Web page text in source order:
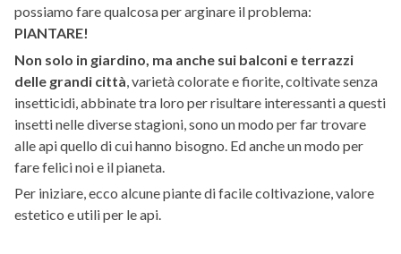
possiamo fare qualcosa per arginare il problema:
PIANTARE!
Non solo in giardino, ma anche sui balconi e terrazzi
delle grandi città , varietà colorate e fiorite, coltivate senza
insetticidi, abbinate tra loro per risultare interessanti a questi
insetti nelle diverse stagioni, sono un modo per far trovare
alle api quello di cui hanno bisogno. Ed anche un modo per
fare felici noi e il pianeta.
Per iniziare, ecco alcune piante di facile coltivazione, valore
estetico e utili per le api.